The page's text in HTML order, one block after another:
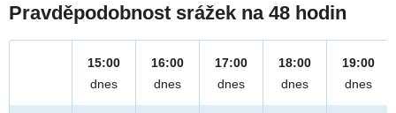
Pravděpodobnost srážek na 48 hodin
15:00
dnes
16:00
dnes
17:00
dnes
18:00
dnes
19:00
dnes